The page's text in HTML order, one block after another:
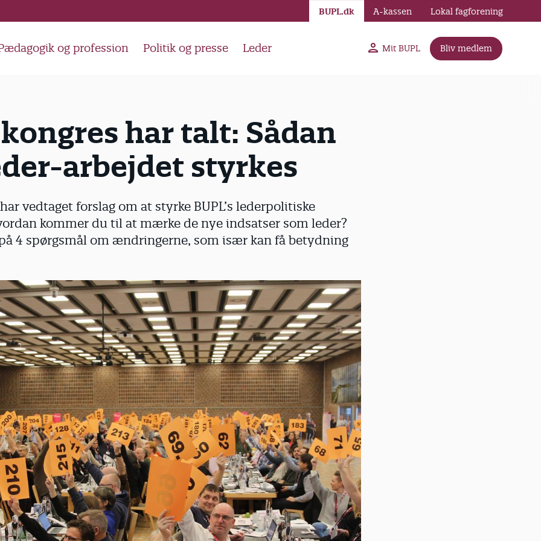
og profession Politik og presse Leder Mit BUPL Bliv medlem
BUPL.dk A-kassen Lokal fagforening
har talt: Sådan
arbejdet styrkes
har vedtaget forslag om at styrke BUPL’s lederpolitiske
kommer du til at mærke de nye indsatser som leder?
4 spørgsmål om ændringerne, som især kan få betydning